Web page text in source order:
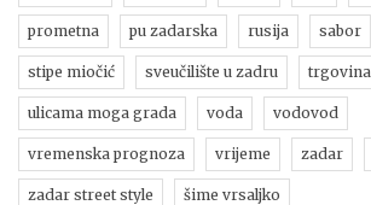
prometna pu zadarska rusija sabor
stipe miočić sveučilište u zadru trgovina
ulicama moga grada voda vodovod
vremenska prognoza vrijeme zadar
zadar street style šime vrsaljko